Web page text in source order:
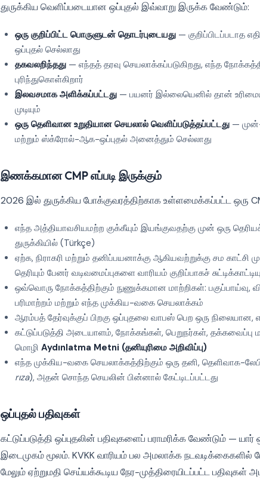
துருக்கிய வெளிப்படையான ஒப்புதல் இவ்வாறு இருக்க வேண்டும்:
ஒரு குறிப்பிட்ட பொருளுடன் தொடர்புடையது — குறிப்பிடப்படாத
ஒப்புதல் செல்லாது
தகவலறிந்தது — எந்தத் தரவு செயலாக்கப்படுகிறது, எந்த
புரிந்துகொள்கிறார்
இலவசமாக அளிக்கப்பட்டது — பயனர் இல்லையெனில் தான்
முடியும்
ஒரு தெளிவான உறுதியான செயலால் வெளிப்படுத்தப்பட்டது —
மற்றும் ஸ்க்ரோல்-ஆக-ஒப்புதல் அனைத்தும் செல்லாது
இணக்கமான CMP எப்படி இருக்கும்
2026 இல் துருக்கிய போக்குவரத்திற்காக உள்ளமைக்கப்பட்ட
எந்த அத்தியாவசியமற்ற குக்கீயும் இயங்குவதற்கு முன் ஒரு
துருக்கியில் (Türkçe)
ஏற்க, நிராகரி மற்றும் தனிப்பயனாக்கு ஆகியவற்றுக்கு சம காட்சி
தெரியும் பேனர் வடிவமைப்புகளை வாரியம் குறிப்பாகச்
ஒவ்வொரு நோக்கத்திற்கும் நுணுக்கமான மாற்றிகள்:
பரிமாற்றம் மற்றும் எந்த முக்கிய-வகை செயலாக்கம்
ஆரம்பத் தேர்வுக்குப் பிறகு ஒப்புதலை வாபஸ் பெற ஒரு நிலையான,
கட்டுப்படுத்தி அடையாளம், நோக்கங்கள், பெறுநர்கள், தக்கவைப்பு
மொழி Aydınlatma Metni (தனியுரிமை அறிவிப்பு)
எந்த முக்கிய-வகை செயலாக்கத்திற்கும் ஒரு தனி, தெளிவாக-
rıza), அதன் சொந்த செயலின் பின்னால் கேட்டிடப்பட்டது
ஒப்புதல் பதிவுகள்
கட்டுப்படுத்தி ஒப்புதலின் பதிவுகளைப் பராமரிக்க வேண்டும் —
இடைமுகம் மூலம். KVKK வாரியம் பல அமலாக்க நடவடிக்கைகளில்
மேலும் ஏற்றுமதி செய்யக்கூடிய நேர-முத்திரையிடப்பட்ட பதிவுகள்